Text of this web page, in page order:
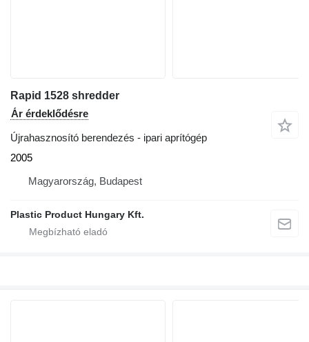
Rapid 1528 shredder
Ár érdeklődésre
Újrahasznosító berendezés - ipari aprítógép
2005
Magyarország, Budapest
Plastic Product Hungary Kft.